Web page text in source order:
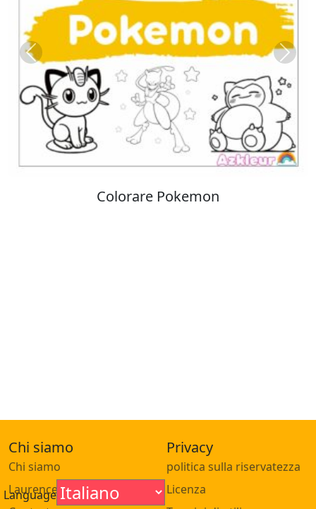
Colorare Pokemon
Previous Next
Language
Chi siamo
Chi siamo
Laurence Focke
Privacy
politica sulla riservatezza
Licenza